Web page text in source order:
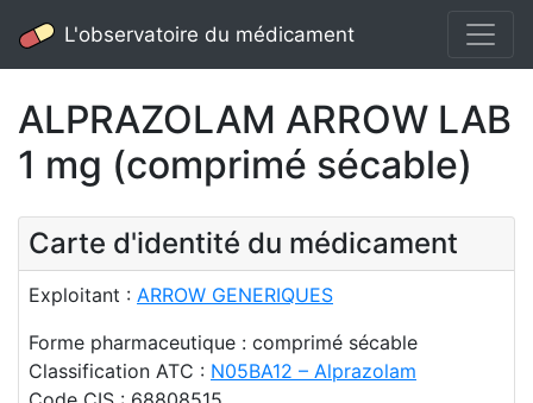
L'observatoire du médicament
ALPRAZOLAM ARROW LAB
1 mg (comprimé sécable)
Carte d'identité du médicament
Exploitant : ARROW GENERIQUES
Forme pharmaceutique : comprimé sécable
Classification ATC : N05BA12 – Alprazolam